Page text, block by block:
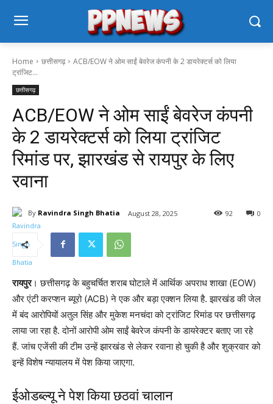
Home छत्तीसगढ़
ACB/EOW ने ओम साईं बेवरेज कंपनी के 2 डायरेक्टर्स को लिया
ट्रांजिट...
छत्तीसगढ़
ACB/EOW ने ओम साईं बेवरेज कंपनी
के 2 डायरेक्टर्स को लिया ट्रांजिट
रिमांड पर, झारखंड से रायपुर के लिए
रवाना
By Ravindra Singh Bhatia August 28, 2025 0
92
रायपुर। छत्तीसगढ़ के बहुचर्चित शराब घोटाले में आर्थिक अपराध शाखा (EOW)
और एंटी करप्शन ब्यूरो (ACB) ने एक और बड़ा एक्शन लिया है. झारखंड की जेल
में बंद आरोपियों अतुल सिंह और मुकेश मनचंदा को ट्रांजिट रिमांड पर छत्तीसगढ़
लाया जा रहा है. दोनों आरोपी ओम साईं बेवरेज कंपनी के डायरेक्टर बताए जा रहे
हैं. जांच एजेंसी की टीम उन्हें झारखंड से लेकर रवाना हो चुकी है और शुक्रवार को
इन्हें विशेष न्यायालय में पेश किया जाएगा.
ईओडब्ल्यू ने पेश किया छठवां चालान